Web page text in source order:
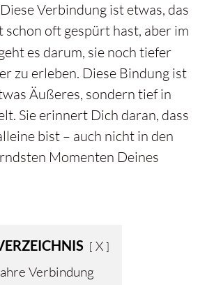
Verbindung ist etwas, das
es darum, sie noch tiefer
zu erleben. Diese Bindung ist
Äußeres, sondern tief in
Sie erinnert Dich daran, dass
bist – auch nicht in den
Momenten Deines
X
Verbindung